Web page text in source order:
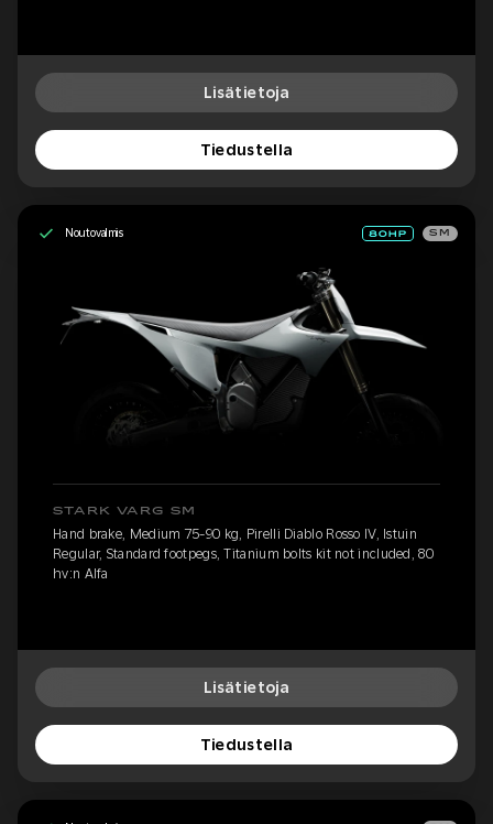
Lisätietoja
Tiedustella
Noutovalmis SM
STARK VARG SM
Hand brake, Medium 75-90 kg, Pirelli Diablo Rosso IV, Istuin
Regular, Standard footpegs, Titanium bolts kit not included, 80
hv:n Alfa
Lisätietoja
Tiedustella